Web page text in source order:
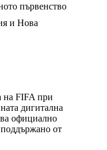
първенство
и Нова
на FIFA при
дигитална
официално
от